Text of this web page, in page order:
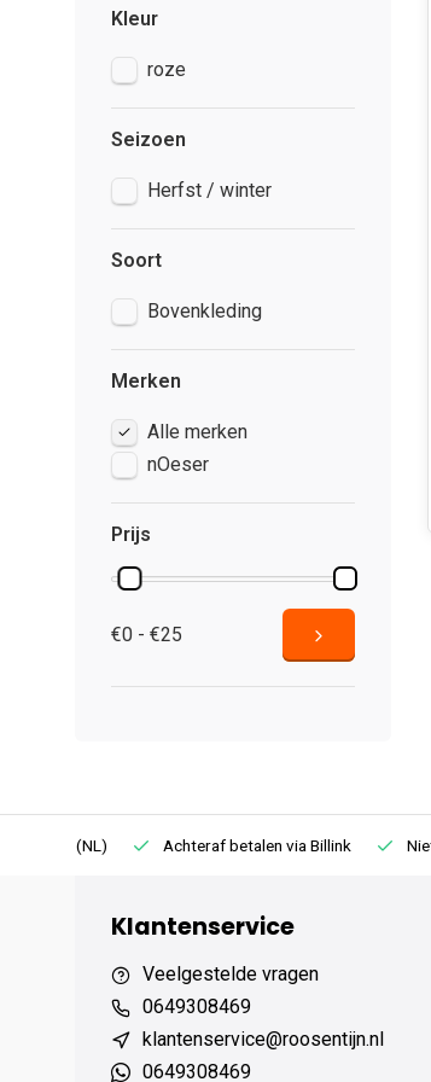
Kleur
roze
Seizoen
Herfst / winter
Soort
Bovenkleding
Merken
Alle merken
nOeser
Prijs
€0 - €25
Achteraf betalen via Billink Niet goed
Klantenservice
Veelgestelde vragen
0649308469
klantenservice@roosentijn.nl
0649308469